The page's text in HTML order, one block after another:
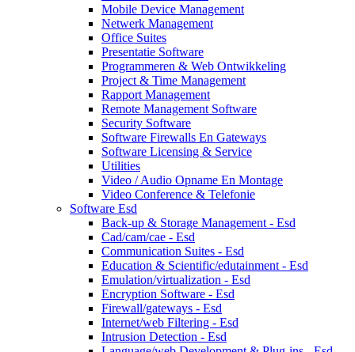
Mobile Device Management
Netwerk Management
Office Suites
Presentatie Software
Programmeren & Web Ontwikkeling
Project & Time Management
Rapport Management
Remote Management Software
Security Software
Software Firewalls En Gateways
Software Licensing & Service
Utilities
Video / Audio Opname En Montage
Video Conference & Telefonie
Software Esd
Back-up & Storage Management - Esd
Cad/cam/cae - Esd
Communication Suites - Esd
Education & Scientific/edutainment - Esd
Emulation/virtualization - Esd
Encryption Software - Esd
Firewall/gateways - Esd
Internet/web Filtering - Esd
Intrusion Detection - Esd